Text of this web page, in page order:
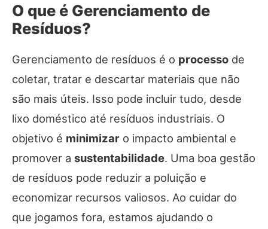
O que é Gerenciamento de
Resíduos?
Gerenciamento de resíduos é o processo de
coletar, tratar e descartar materiais que não
são mais úteis. Isso pode incluir tudo, desde
lixo doméstico até resíduos industriais. O
objetivo é minimizar o impacto ambiental e
promover a sustentabilidade. Uma boa gestão
de resíduos pode reduzir a poluição e
economizar recursos valiosos. Ao cuidar do
que jogamos fora, estamos ajudando o